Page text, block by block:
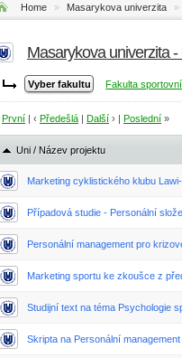
Home » Masarykova univerzita »
Masarykova univerzita -
Fakulta
První | ‹ Předešlá Další › | Poslední »
Uni / Název projektu
Marketing cyklistického klubu
Případová studie - Personální
Personální management pro
Marketing sportu ke zkoušce z
Studijní text na téma Psychologie
Skripta na Personální management